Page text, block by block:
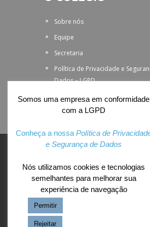
Sobre nós
Equipe
Secretaria
Política de Privacidade e
Dados – LGPD
ACESSO EXCLUSIVO
Webmail
Totvs
Somos uma empresa em conformidade
com a LGPD
Conheça a nossa Política de
e Segurança de Dados
Nós utilizamos cookies e tecnologias
semelhantes para melhorar sua
experiência de navegação
Permitir
Rejeitar